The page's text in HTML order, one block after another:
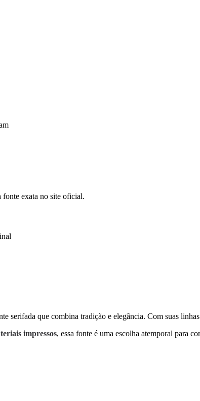
fonte exata no site oficial.
serifada que combina tradição e elegância. Com suas
impressos, essa fonte é uma escolha atemporal para